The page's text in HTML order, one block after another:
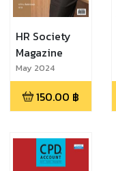
HR Society
Magazine
May 2024
150.00 ฿